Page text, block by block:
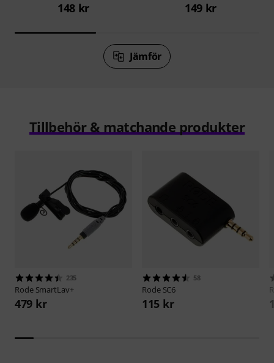
148 kr 149 kr
Jämför
Tillbehör & matchande produkter
235
Rode SmartLav+
479 kr
58
Rode SC6
115 kr